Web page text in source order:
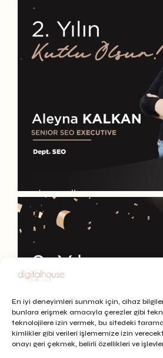
En iyi deneyimleri sunmak için, cihaz
bunlara erişmek amacıyla çerezler gibi
teknolojilere izin vermek, bu sitedeki tarama
kimlikler gibi verileri işlememize izin
onayı geri çekmek, belirli özellikleri ve